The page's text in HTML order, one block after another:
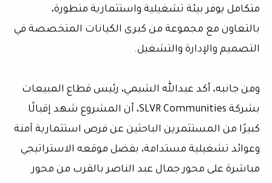
متكامل يوفر بيئة تشغيلية واستثمارية متطورة،
بالتعاون مع مجموعة من كبرى الكيانات المتخصصة في
التصميم والإدارة والتشغيل.
ومن جانبه، أكد عبدالله الشيمي، رئيس قطاع المبيعات
بشركة SLVR Communities، أن المشروع شهد إقبالًا
كبيرًا من المستثمرين الباحثين عن فرص استثمارية آمنة
وعوائد تشغيلية مستدامة، بفضل موقعه الاستراتيجي
مباشرة على محور جمال عبد الناصر بالقرب من محور